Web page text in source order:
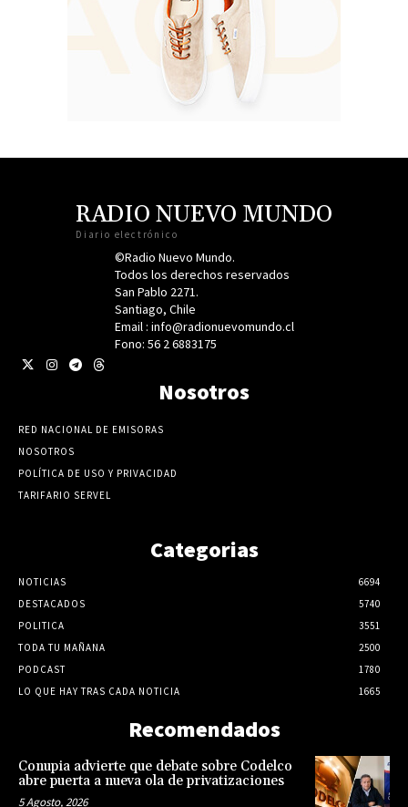
RADIO NUEVO MUNDO
Diario electrónico
©Radio Nuevo Mundo.
Todos los derechos reservados
San Pablo 2271.
Santiago, Chile
Email : info@radionuevomundo.cl
Fono: 56 2 6883175
Nosotros
RED NACIONAL DE EMISORAS
NOSOTROS
POLÍTICA DE USO Y PRIVACIDAD
TARIFARIO SERVEL
Categorias
NOTICIAS
6694
DESTACADOS
5740
POLITICA
3551
TODA TU MAÑANA
2500
PODCAST
1780
LO QUE HAY TRAS CADA NOTICIA
1665
Recomendados
Conupia advierte que debate sobre Codelco
abre puerta a nueva ola de privatizaciones
5 Agosto, 2026